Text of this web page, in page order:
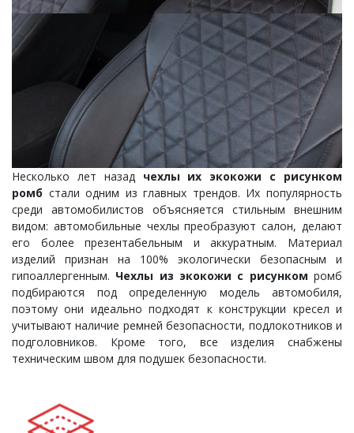
Несколько лет назад чехлы их экокожи с рисунком
ромб стали одним из главных трендов. Их популярность
среди автомобилистов объясняется стильным внешним
видом: автомобильные чехлы преобразуют салон, делают
его более презентабельным и аккуратным. Материал
изделий признан на 100% экологически безопасным и
гипоаллергенным. Чехлы из экокожи с рисунком ромб
подбираются под определенную модель автомобиля,
поэтому они идеально подходят к конструкции кресел и
учитывают наличие ремней безопасности, подлокотников и
подголовников. Кроме того, все изделия снабжены
техническим швом для подушек безопасности.